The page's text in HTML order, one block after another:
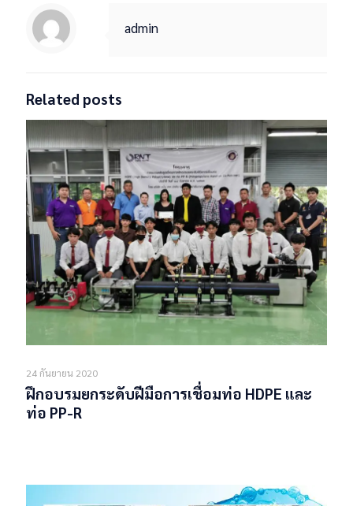
admin
Related posts
24 กันยายน 2020
ฝึกอบรมยกระดับฝีมือการเชื่อมท่อ HDPE และ
ท่อ PP-R